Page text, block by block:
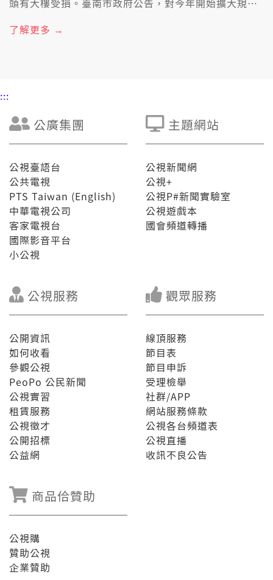
頭有大樓受損。臺南市政府公告，對今年開始擴大規
擺建築物的公共安全檢查申報。毋過有人煩惱，無管委
會的老社區，恐驚無人來處理。
了解更多 →
:::
公廣集團
公視臺語台
公共電視
PTS Taiwan (English)
中華電視公司
客家電視台
國際影音平台
小公視
主題網站
公視新聞網
公視+
公視P#新聞實驗室
公視遊戲本
國會頻道轉播
公視服務
公開資訊
如何收看
參觀公視
PeoPo 公民新聞
公視實習
租賃服務
公視徵才
公開招標
公益網
觀眾服務
線頂服務
節目表
節目申訴
受理檢舉
社群/APP
網站服務條款
公視各台頻道表
公視直播
收訊不良公告
商品佮贊助
公視購
贊助公視
企業贊助